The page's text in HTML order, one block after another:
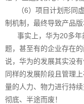
（6）项目计划形同虚
制机制，最终导致产品
事实上，华为20多年
题，甚至有的企业存在
说，华为的发展其实没
同样的发展阶段且管理
量的人力、物力进行持
彻底、半途而废！